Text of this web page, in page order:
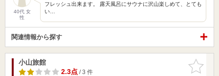
40代 女
性
フレッシュ出来ます。 露天風呂にサウナに沢山楽しめて、とても
い…
関連情報から探す
お気に入
りに追加
小山旅館
2.3点/ 3 件